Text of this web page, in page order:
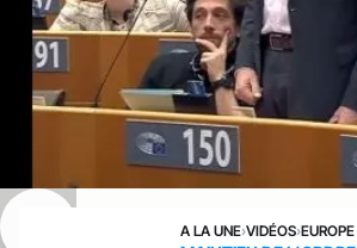
A LA UNE›VIDÉOS›EUROPE